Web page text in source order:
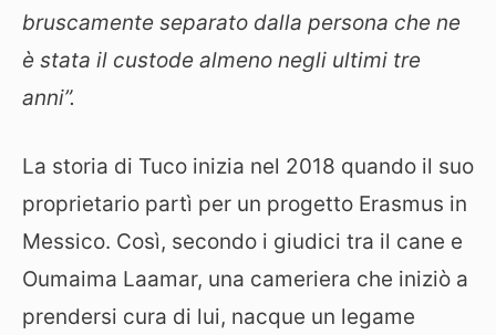
bruscamente separato dalla persona che ne
è stata il custode almeno negli ultimi tre
anni”.
La storia di Tuco inizia nel 2018 quando il suo
proprietario partì per un progetto Erasmus in
Messico. Così, secondo i giudici tra il cane e
Oumaima Laamar, una cameriera che iniziò a
prendersi cura di lui, nacque un legame